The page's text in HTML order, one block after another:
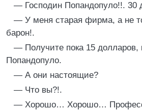
— Господин Попандопуло!!. 30
— У меня старая фирма, а не
барон!.
— Получите пока 15 долларов,
Попандопуло.
— А они настоящие?
— Что вы?!.
— Хорошо… Хорошо…